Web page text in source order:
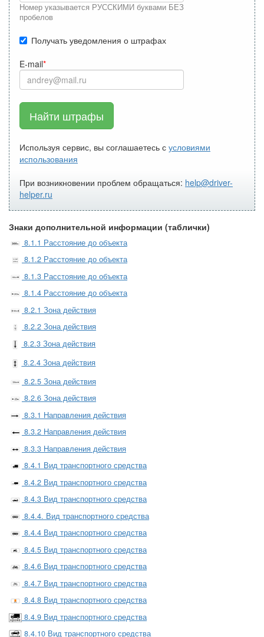
Номер указывается РУССКИМИ буквами БЕЗ
пробелов
Получать уведомления о штрафах
E-mail
Найти штрафы
Используя сервис, вы соглашаетесь с условиями
использования
При возникновении проблем обращаться: help@driver-
helper.ru
Знаки дополнительной информации (таблички)
8.1.1 Расстояние до объекта
8.1.2 Расстояние до объекта
8.1.3 Расстояние до объекта
8.1.4 Расстояние до объекта
8.2.1 Зона действия
8.2.2 Зона действия
8.2.3 Зона действия
8.2.4 Зона действия
8.2.5 Зона действия
8.2.6 Зона действия
8.3.1 Направления действия
8.3.2 Направления действия
8.3.3 Направления действия
8.4.1 Вид транспортного средства
8.4.2 Вид транспортного средства
8.4.3 Вид транспортного средства
8.4.4. Вид транспортного средства
8.4.4 Вид транспортного средства
8.4.5 Вид транспортного средства
8.4.6 Вид транспортного средства
8.4.7 Вид транспортного средства
8.4.8 Вид транспортного средства
8.4.9 Вид транспортного средства
8.4.10 Вид транспортного средства